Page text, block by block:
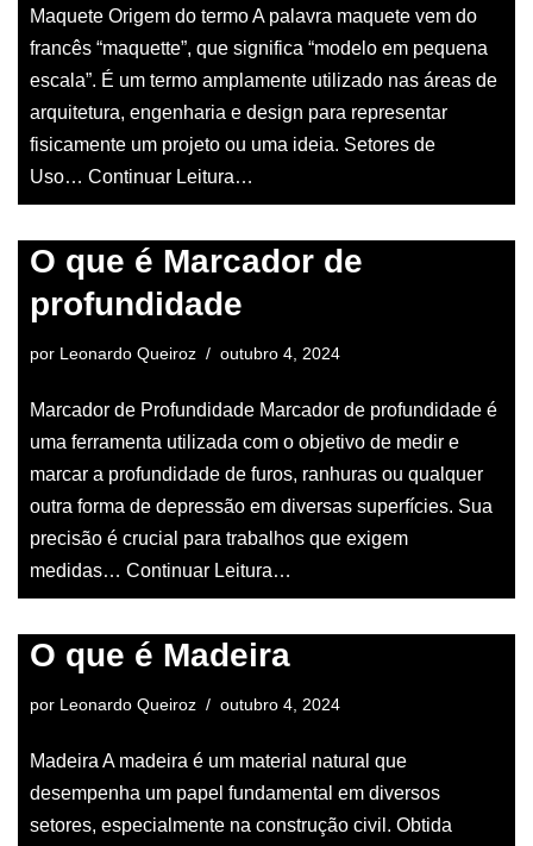
Maquete Origem do termo A palavra maquete vem do
francês “maquette”, que significa “modelo em pequena
escala”. É um termo amplamente utilizado nas áreas de
arquitetura, engenharia e design para representar
fisicamente um projeto ou uma ideia. Setores de
Uso… Continuar Leitura…
O que é Marcador de
profundidade
por Leonardo Queiroz outubro 4, 2024
Marcador de Profundidade Marcador de profundidade é
uma ferramenta utilizada com o objetivo de medir e
marcar a profundidade de furos, ranhuras ou qualquer
outra forma de depressão em diversas superfícies. Sua
precisão é crucial para trabalhos que exigem
medidas… Continuar Leitura…
O que é Madeira
por Leonardo Queiroz outubro 4, 2024
Madeira A madeira é um material natural que
desempenha um papel fundamental em diversos
setores, especialmente na construção civil. Obtida